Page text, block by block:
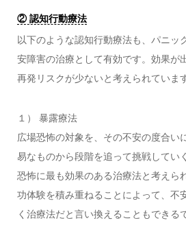
② 認知行動療法
以下のような認知行動療法も、パニッ
安障害の治療として有効です。効果が
再発リスクが少ないと考えられています
１） 暴露療法
広場恐怖の対象を、その不安の度合い
易なものから段階を追って挑戦してい
恐怖に最も効果のある治療法と考えら
功体験を積み重ねることによって、不
く治療法だと言い換えることもできる